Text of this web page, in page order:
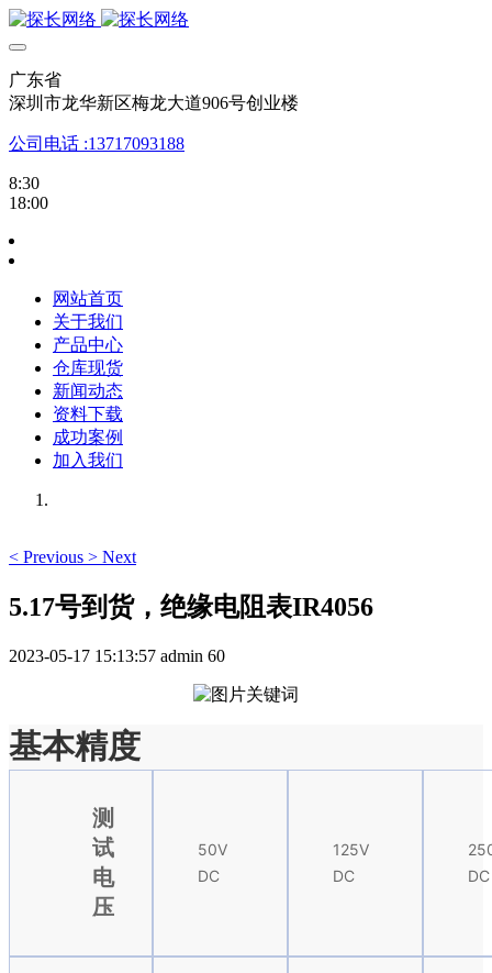
广东省
深圳市龙华新区梅龙大道906号创业楼
公司电话 :13717093188
8:30
18:00
网站首页
关于我们
产品中心
仓库现货
新闻动态
资料下载
成功案例
加入我们
< Previous > Next
5.17号到货，绝缘电阻表IR4056
2023-05-17 15:13:57 admin 60
基本精度
测
试
电
压
50V
DC
125V
DC
DC